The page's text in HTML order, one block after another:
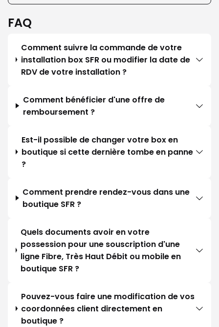
FAQ
Comment suivre la commande de votre
installation box SFR ou modifier la date de
RDV de votre installation ?
Comment bénéficier d'une offre de
remboursement ?
Est-il possible de changer votre box en
boutique si cette dernière tombe en panne
?
Comment prendre rendez-vous dans une
boutique SFR ?
Quels documents avoir en votre
possession pour une souscription d'une
ligne Fibre, Très Haut Débit ou mobile en
boutique SFR ?
Pouvez-vous faire une modification de vos
coordonnées client directement en
boutique ?